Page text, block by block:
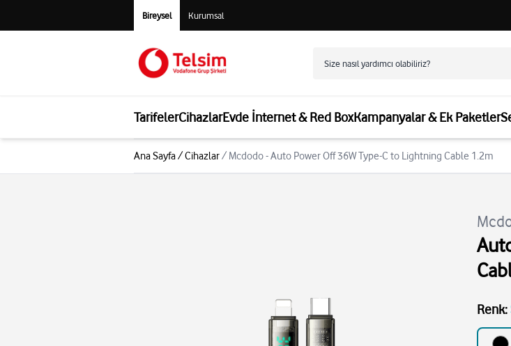
Bireysel Kurumsal
TarifelerCihazlarEvde İnternet & Red BoxKampanyalar & Ek Paketler
Ana Sayfa/Cihazlar/ Mcdodo - Auto Power Off 36W Type-C to Lightning Cable 1.2m
Renk: